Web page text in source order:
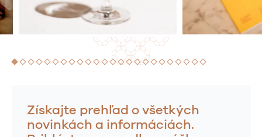
Získajte prehľad o všetkých
novinkách a informáciách.